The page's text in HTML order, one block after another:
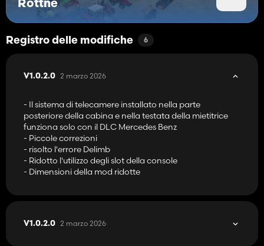
- Progettazione della gru RK310
- Impostare la lunghezza di taglio sul display
- Sterzo reale
Rottne
Registro delle modifiche 6
V1.0.2.0 2 marzo 2026
- Il sistema di telecamere installato nella parte
posteriore della cabina e nella testata della mietitrice
funziona solo con il DLC Mercedes Benz
- Piccole correzioni
- risolto l'errore Delimb
- Ridotto l'utilizzo degli slot della console
- Dimensioni della mod ridotte
V1.0.2.0 2 marzo 2026